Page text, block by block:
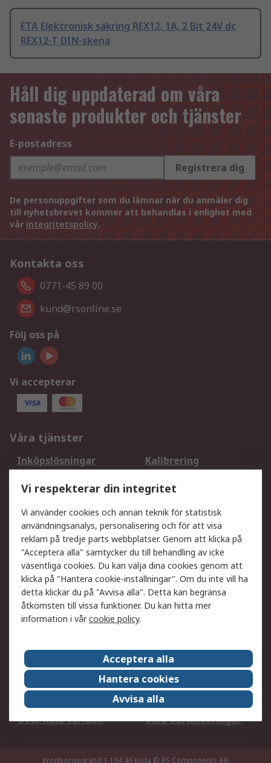
ETA Elektronisk säkring REX12, 1A, 2 Bit 24V dc
REX12-T DIN-skena
Håll dig uppdaterad om våra
senaste produkter och tjänster
E-postadress
Registrera dig
De personuppgifter som du lämnar när du anmäler dig
till nyhetsbrevet kommer att behandlas i enlighet med
vår integritetspolicy.
Kontakta oss
0771-45 89 00
kund@rsonline.se
Följ oss på
Vi accepterar
Våra tjänster
Inköpslösningar
Kalibrering
DesignSpark
Teknisk Support
Ditt lokala säljteam
Exportlösningar
Support
Få hjälp
Retur av varor
Leverans
Spåra din order
Begär en fakturakopi
Fördelar med RS-konto
Betalningsalternativ
Om RS
Försäljningsvillkor
Det juridiska
Press Centre
Jobba hos RS
ESG
Över hela världen
Våra certificeringar
Kronborgsgränd 1 164 46 Kista © RS Components AB
Vi respekterar din integritet
Vi använder cookies och annan teknik för statistisk
användningsanalys, personalisering och för att visa
reklam på tredje parts webbplatser. Genom att klicka på
"Acceptera alla" samtycker du till behandling av icke
väsentliga cookies. Du kan välja dina cookies genom att
klicka på "Hantera cookie-inställningar". Om du inte vill ha
detta klickar du på "Avvisa alla". Detta kan begränsa
åtkomsten till vissa funktioner. Du kan hitta mer
information i vårcookie policy.
Acceptera alla
Hantera cookies
Avvisa alla